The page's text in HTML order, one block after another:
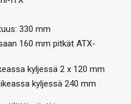
330 mm
160 mm pitkät ATX-
kyljessä 2 x 120 mm
kyljessä 240 mm